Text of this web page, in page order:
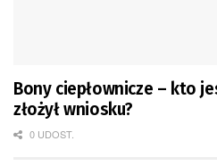
Bony ciepłownicze – kto
złożył wniosku?
0 UDOST.